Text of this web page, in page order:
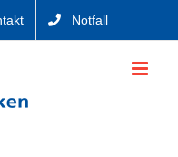
Notfall